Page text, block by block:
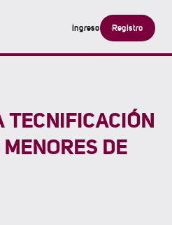
Ingreso Registro
TECNIFICACIÓN
DE